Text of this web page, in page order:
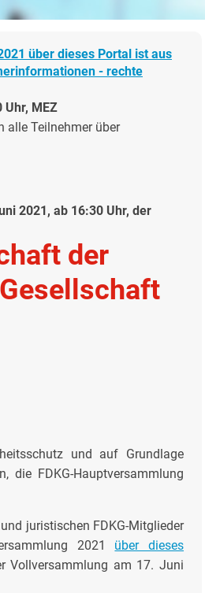
über dieses Portal ist aus
- rechte
MEZ
alle Teilnehmer über
2021, ab 16:30 Uhr, der
der
und auf Grundlage
die FDKG-Hauptversammlung
juristischen FDKG-Mitglieder
2021 über dieses
Vollversammlung am 17. Juni